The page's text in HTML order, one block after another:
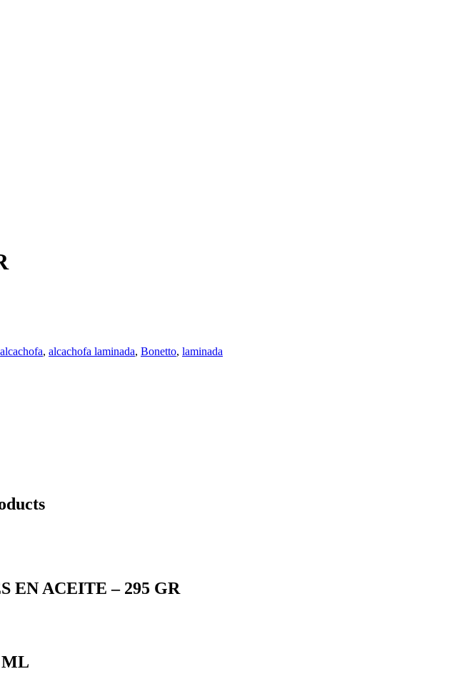
alcachofa, alcachofa laminada, Bonetto, laminada
EN ACEITE – 295 GR
ML